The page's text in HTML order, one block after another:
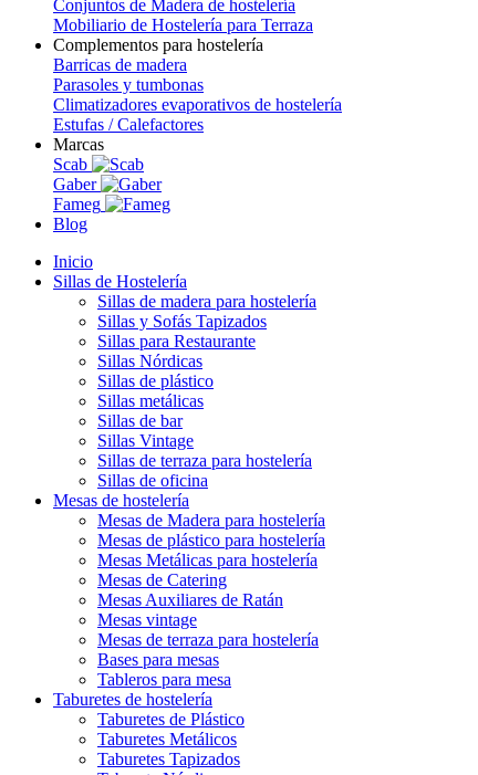
Conjuntos de Madera de hostelería
Mobiliario de Hostelería para Terraza
Complementos para hostelería
Barricas de madera
Parasoles y tumbonas
Climatizadores evaporativos de hostelería
Estufas / Calefactores
Marcas
Scab
Gaber
Fameg
Blog
Inicio
Sillas de Hostelería
Sillas de madera para hostelería
Sillas y Sofás Tapizados
Sillas para Restaurante
Sillas Nórdicas
Sillas de plástico
Sillas metálicas
Sillas de bar
Sillas Vintage
Sillas de terraza para hostelería
Sillas de oficina
Mesas de hostelería
Mesas de Madera para hostelería
Mesas de plástico para hostelería
Mesas Metálicas para hostelería
Mesas de Catering
Mesas Auxiliares de Ratán
Mesas vintage
Mesas de terraza para hostelería
Bases para mesas
Tableros para mesa
Taburetes de hostelería
Taburetes de Plástico
Taburetes Metálicos
Taburetes Tapizados